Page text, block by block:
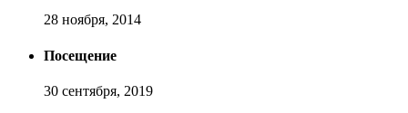
28 ноября, 2014
Посещение
30 сентября, 2019